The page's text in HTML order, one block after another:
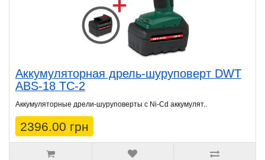
Аккумуляторная дрель-шуруповерт DWT
ABS-18 TC-2
Аккумуляторные дрели-шуруповерты с Ni-Cd аккумулят..
2396.00 грн